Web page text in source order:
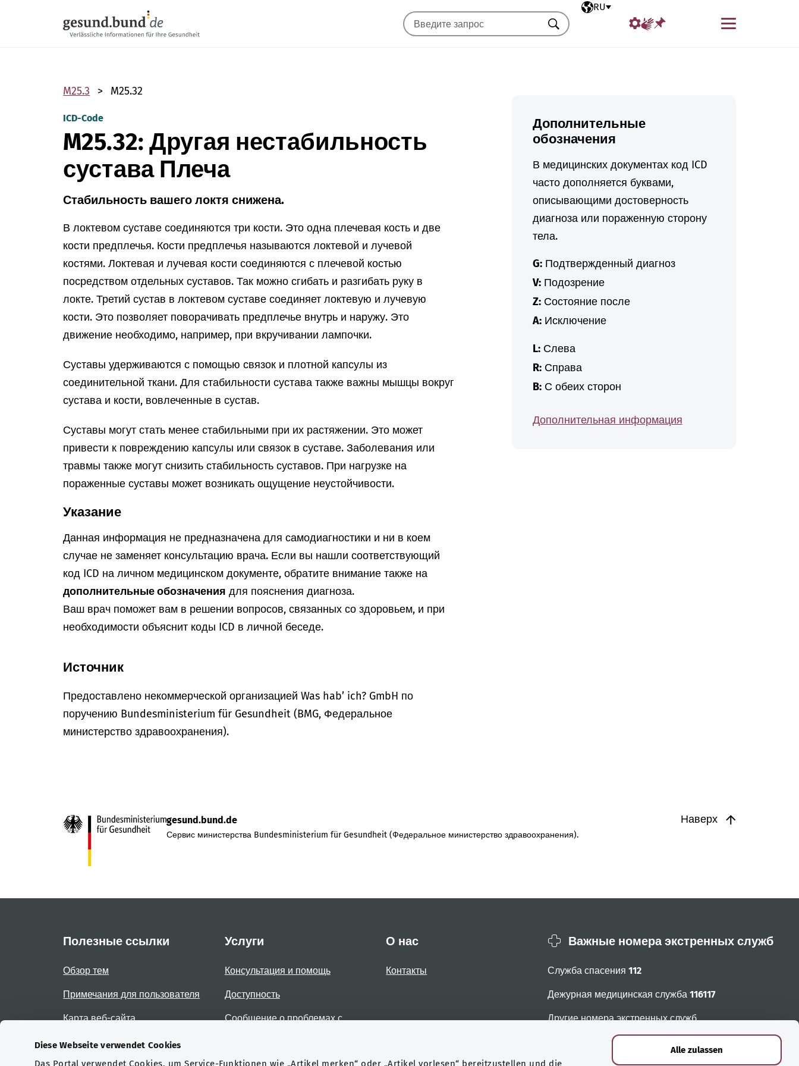
Diese Webseite verwendet Cookies
Das Portal verwendet Cookies, um Service-Funktionen wie „Artikel merken“ oder „Artikel vorlesen“ bereitzustellen und die
Alle zulassen
Выбранный язык
RU
Меню
Искать
M25.3 M25.32
ICD-Code
M25.32: Другая нестабильность
сустава Плеча
Стабильность вашего локтя снижена.
В локтевом суставе соединяются три кости. Это одна плечевая кость и две
кости предплечья. Кости предплечья называются локтевой и лучевой
костями. Локтевая и лучевая кости соединяются с плечевой костью
посредством отдельных суставов. Так можно сгибать и разгибать руку в
локте. Третий сустав в локтевом суставе соединяет локтевую и лучевую
кости. Это позволяет поворачивать предплечье внутрь и наружу. Это
движение необходимо, например, при вкручивании лампочки.
Суставы удерживаются с помощью связок и плотной капсулы из
соединительной ткани. Для стабильности сустава также важны мышцы вокруг
сустава и кости, вовлеченные в сустав.
Суставы могут стать менее стабильными при их растяжении. Это может
привести к повреждению капсулы или связок в суставе. Заболевания или
травмы также могут снизить стабильность суставов. При нагрузке на
пораженные суставы может возникать ощущение неустойчивости.
Указание
Данная информация не предназначена для самодиагностики и ни в коем
случае не заменяет консультацию врача. Если вы нашли соответствующий
код ICD на личном медицинском документе, обратите внимание также на
дополнительные обозначения для пояснения диагноза.
Ваш врач поможет вам в решении вопросов, связанных со здоровьем, и при
необходимости объяснит коды ICD в личной беседе.
Источник
Предоставлено некоммерческой организацией Was hab’ ich? GmbH по
поручению Bundesministerium für Gesundheit (BMG, Федеральное
министерство здравоохранения).
Дополнительные
обозначения
В медицинских документах код ICD
часто дополняется буквами,
описывающими достоверность
диагноза или пораженную сторону
тела.
G:Подтвержденный диагноз
V:Подозрение
Z:Состояние после
A:Исключение
L:Слева
R:Справа
B:С обеих сторон
Дополнительная информация
Наверх
gesund.bund.de
Сервис министерства Bundesministerium für Gesundheit (Федеральное министерство здравоохранения).
Полезные ссылки
Обзор тем
Примечания для пользователя
Карта веб-сайта
Услуги
Консультация и помощь
Доступность
Сообщение о проблемах с
О нас
Контакты
Важные номера экстренных служб
Служба спасения 112
Дежурная медицинская служба 116117
Другие номера экстренных служб